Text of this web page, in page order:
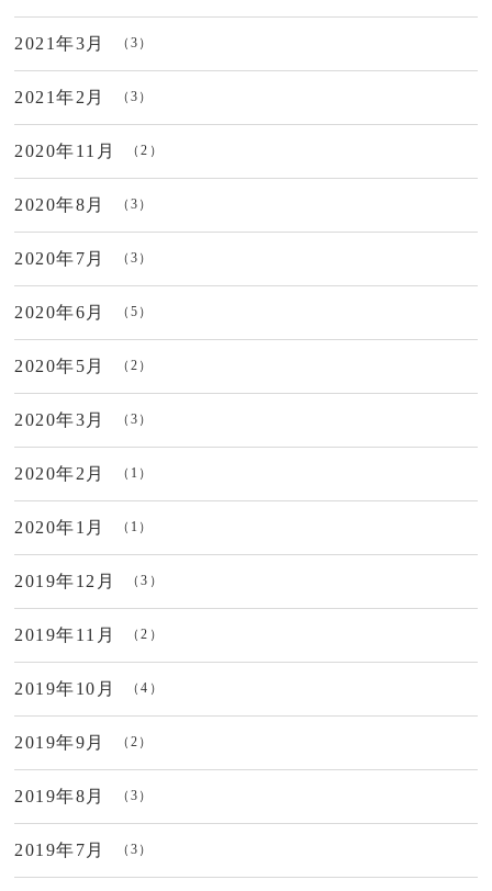
2021年3月 （3）
2021年2月 （3）
2020年11月 （2）
2020年8月 （3）
2020年7月 （3）
2020年6月 （5）
2020年5月 （2）
2020年3月 （3）
2020年2月 （1）
2020年1月 （1）
2019年12月 （3）
2019年11月 （2）
2019年10月 （4）
2019年9月 （2）
2019年8月 （3）
2019年7月 （3）